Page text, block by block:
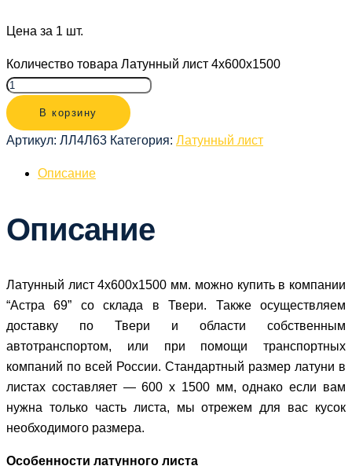
Цена за 1 шт.
Количество товара Латунный лист 4х600х1500
В корзину
Артикул: ЛЛ4Л63 Категория: Латунный лист
Описание
Описание
Латунный лист 4х600х1500 мм. можно купить в компании
“Астра 69” со склада в Твери. Также осуществляем
доставку по Твери и области собственным
автотранспортом, или при помощи транспортных
компаний по всей России. Стандартный размер латуни в
листах составляет — 600 х 1500 мм, однако если вам
нужна только часть листа, мы отрежем для вас кусок
необходимого размера.
Особенности латунного листа